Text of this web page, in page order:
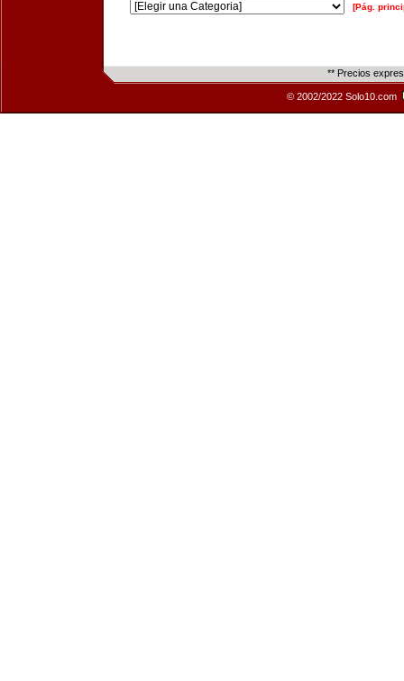
[Pág.
** Precios
© 2002/2022 Solo10.com